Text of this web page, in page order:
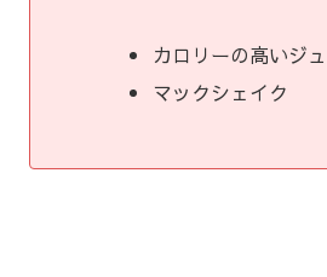
カロリーの高いジ
マックシェイク